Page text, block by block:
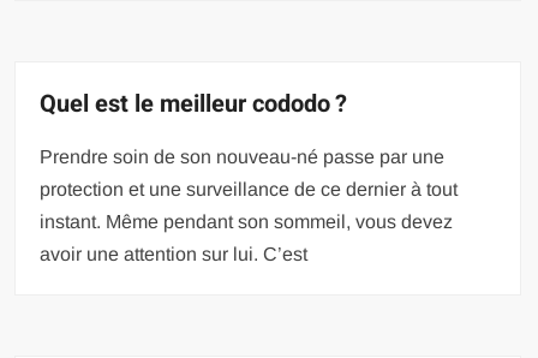
Quel est le meilleur cododo ?
Prendre soin de son nouveau-né passe par une
protection et une surveillance de ce dernier à tout
instant. Même pendant son sommeil, vous devez
avoir une attention sur lui. C’est